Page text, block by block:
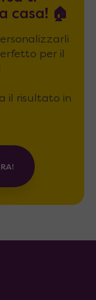
casa! 🏠
per il
il risultato in